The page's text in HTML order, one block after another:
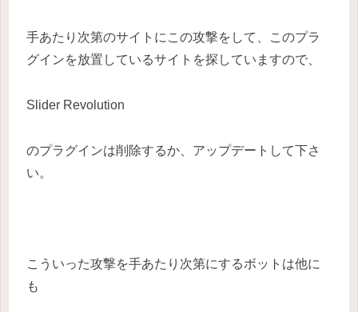
手あたり次第のサイトにこの攻撃をして、このプラ
グインを放置しているサイトを探していますので、
Slider Revolution
のプラグインは削除するか、アップデートして下さ
い。
こういった攻撃を手あたり次第にするボットは他に
も